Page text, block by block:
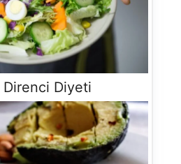
Direnci Diyeti